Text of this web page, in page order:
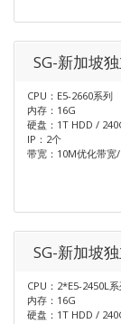
SG-新加坡
CPU：E5-2660系列
内存：16G
硬盘：1T HDD /
IP：2个
带宽：10M优化带宽
SG-新加坡
CPU：2*E5-2450L
内存：16G
硬盘：1T HDD /